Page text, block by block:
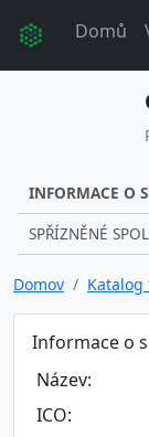
Domů
INFORMACE O
SPŘÍZNĚNÉ
Domov Katalog
Informace o
Název:
ICO: